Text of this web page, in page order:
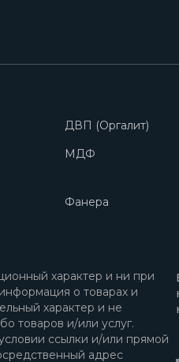
ДВП (Оргалит)
МДФ
Фанера
характер и ни при
о товарах и
характер и не
товаров и/или услуг.
ссылки и/или прямой
адрес